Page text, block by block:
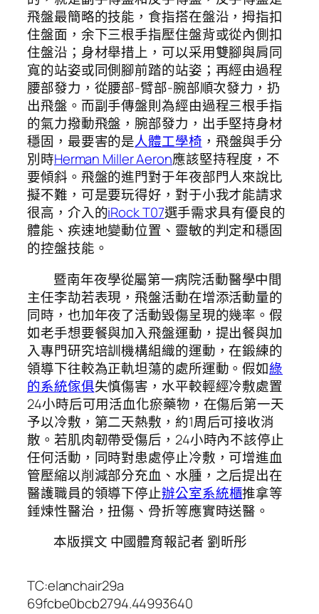
飛盤最簡略的技能，食指搭在盤沿，拇指扣
住盤面，余下三根手指壓住盤背或從內側扣
住盤沿；身材舉措上，可以采用雙腳與肩同
寬的站姿或同側腳前踏的站姿；再經由過程
腰部發力，從腰部-臂部-腕部順次發力，扔
出飛盤。而副手傳盤則為經由過程三根手指
的氣力撥動飛盤，腕部發力，出手堅持身材
穩固，最要害的是人體工學椅 ，飛盤與手分
別時Herman Miller Aeron應該堅持程度，不
要傾斜。飛盤的進門對于年夜部門人來說比
擬不難，可是要玩得好，對于小我才能請求
很高，介入的iRock T07選手需求具有優良的
體能、疾速地變動位置、靈敏的判定和穩固
的控盤技能。
暨南年夜學從屬第一病院活動醫學中間
主任李劼若表現，飛盤活動在增添活動量的
同時，也加年夜了活動毀傷呈現的幾率。假
如老手想要餐與加入飛盤運動，提出餐與加
入專門研究培訓機構組織的運動，在鍛練的
領導下往較為正軌坦蕩的處所運動。假如綠
的系統傢俱失慎傷害，水平較輕經冷敷處置
24小時后可用活血化瘀藥物，在傷后第一天
予以冷敷，第二天熱敷，約1周后可接收消
散。若肌肉韌帶受傷后，24小時內不該停止
任何活動，同時對患處停止冷敷，可增進血
管壓縮以削減部分充血、水腫，之后提出在
醫護職員的領導下停止辦公室系統櫃推拿等
錘煉性醫治，扭傷、骨折等應實時送醫。
本版撰文 中國體育報記者 劉昕彤
TC:elanchair29a
69fcbe0bcb2794.44993640